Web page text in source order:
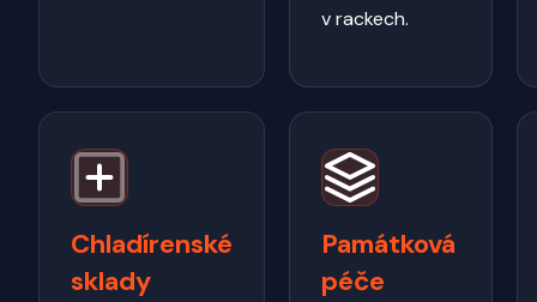
v rackech.
Chladírenské
sklady
Památková
péče